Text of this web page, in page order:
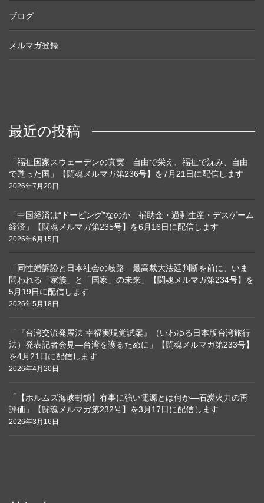
ブログ
メルマガ登録
最近の投稿
「福祉国家スウェーデンの真実―自由で栄え、福祉で沈み、自由
で甦った国」【闘魂メルマガ第236号】を7月21日に配信します
2026年7月20日
「中国経済は“ドーピング”なのか―補助金・過剰生産・デスゲーム
経済」【闘魂メルマガ第235号】を6月16日に配信します
2026年6月15日
「同性婚訴訟と日本社会の岐路―最高裁大法廷判断を前に、いま
問われる「家族」と「国家」の未来」【闘魂メルマガ第234号】を
5月19日に配信します
2026年5月18日
「『台湾交流発展法 幸福実現党試案』（いわゆる日本版台湾旅行
法）発表記者会見―台湾を護るために」【闘魂メルマガ第233号】
を4月21日に配信します
2026年4月20日
「【ホルムズ海峡封鎖】有事に強い電源とは何か―石炭火力の再
評価」【闘魂メルマガ第232号】を3月17日に配信します
2026年3月16日